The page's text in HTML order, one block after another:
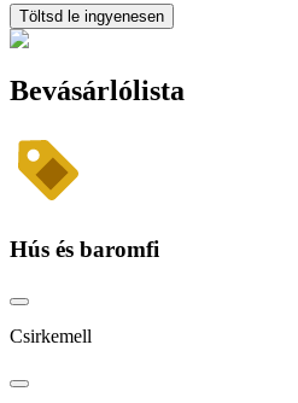
Töltsd le ingyenesen
Bevásárlólista
Hús és baromfi
Csirkemell